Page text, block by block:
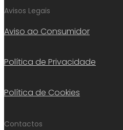
Avisos Legais
Aviso ao Consumidor
Política de Privacidade
Política de Cookies
Contactos